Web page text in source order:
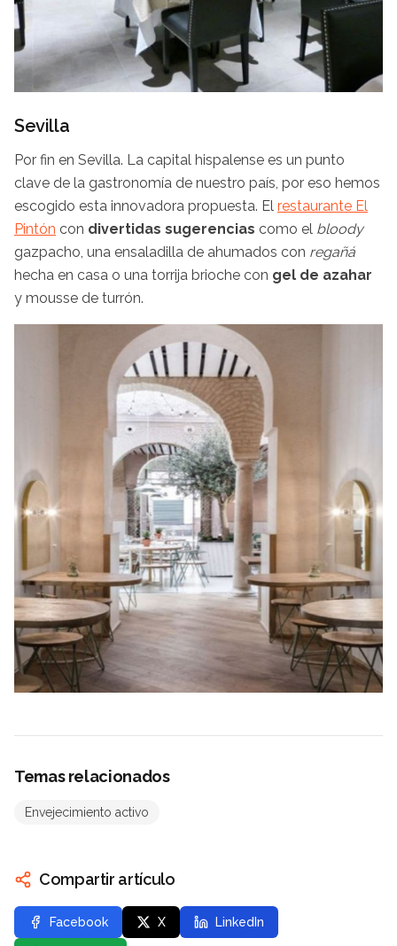
Sevilla
Por fin en Sevilla. La capital hispalense es un punto
clave de la gastronomía de nuestro país, por eso hemos
escogido esta innovadora propuesta. El restaurante El
Pintón con divertidas sugerencias como el bloody
gazpacho, una ensaladilla de ahumados con regañá
hecha en casa o una torrija brioche con gel de azahar
y mousse de turrón.
Temas relacionados
Envejecimiento activo
Compartir artículo
Facebook X LinkedIn